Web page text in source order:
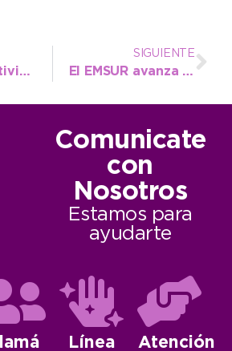
Se ofrecen actividades deportivas gratuitas para disfrutar de la naturaleza necochense
SIGUIENTE
El EMSUR avanza en la resolución de reclamos de infraestructura básica para los vecinos
Comunicate
con
Nosotros
Estamos para
ayudarte
Línea
Atención